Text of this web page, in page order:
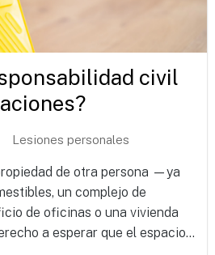
civil
Lesiones personales
de otra persona —ya
un complejo de
de oficinas o una vivienda
a esperar que el espacio...